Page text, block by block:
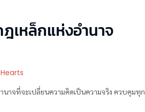
เหล็กแห่งอำนาจ
Hearts
าจที่จะเปลี่ยนความคิดเป็นความจริง ควบคุมทุก